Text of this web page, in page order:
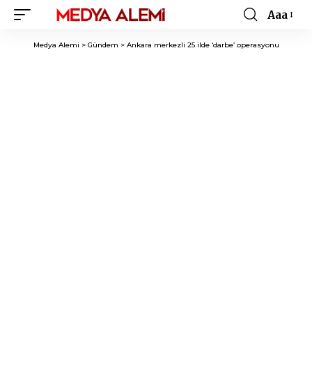
Font
Aaa
Medya Alemi > Gündem > Ankara merkezli 25 ilde ‘darbe’ operasyonu